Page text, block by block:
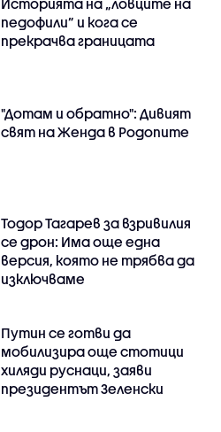
Историята на „ловците на
педофили” и кога се
прекрачва границата
"Дотам и обратно": Дивият
свят на Женда в Родопите
Тодор Тагарев за взривилия
се дрон: Има още една
версия, която не трябва да
изключваме
Путин се готви да
мобилизира още стотици
хиляди руснаци, заяви
президентът Зеленски